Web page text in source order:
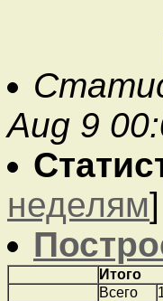
Aug 9
неделям
Итого
Всего